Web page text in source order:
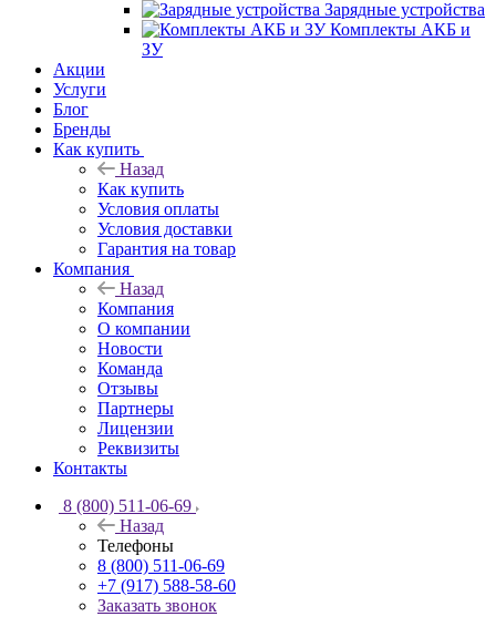
Зарядные устройства
Комплекты АКБ и
ЗУ
Акции
Услуги
Блог
Бренды
Как купить
Назад
Как купить
Условия оплаты
Условия доставки
Гарантия на товар
Компания
Назад
Компания
О компании
Новости
Команда
Отзывы
Партнеры
Лицензии
Реквизиты
Контакты
8 (800) 511-06-69
Назад
Телефоны
8 (800) 511-06-69
+7 (917) 588-58-60
Заказать звонок